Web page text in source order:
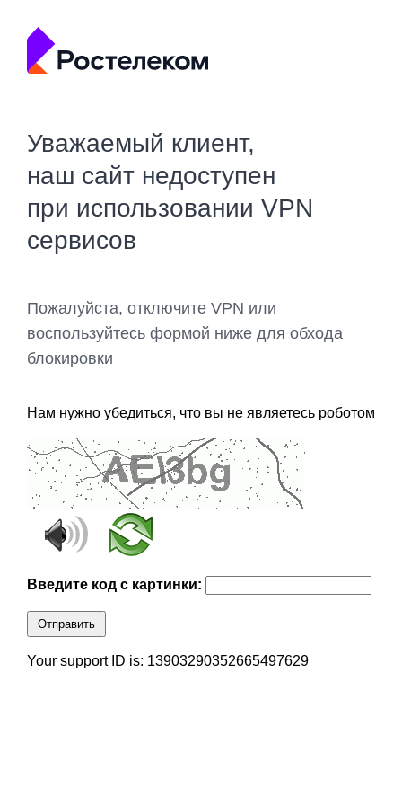
Уважаемый клиент,
наш сайт недоступен
при использовании VPN
сервисов
Пожалуйста, отключите VPN или
воспользуйтесь формой ниже для обхода
блокировки
Нам нужно убедиться, что вы не являетесь роботом
Введите код с картинки:
Отправить
Your support ID is: 13903290352665497629